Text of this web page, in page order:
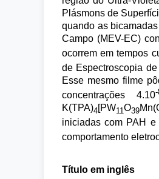
Plásmons de
quando as
Campo (MEV-EC)
ocorrem em tempos
de Espectroscopia
Esse mesmo filme
concentrações 4.10-
K(TPA)4[PW11O39
iniciadas com PAH
comportamento
Título em inglês